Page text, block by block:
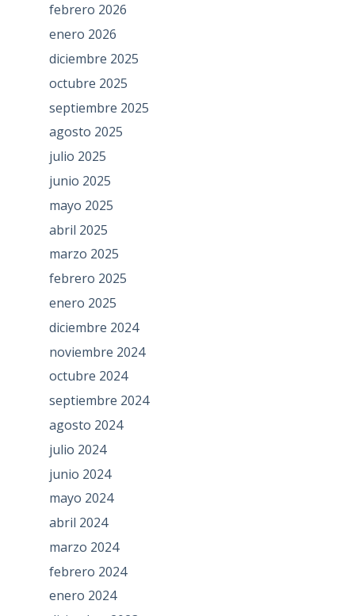
febrero 2026
enero 2026
diciembre 2025
octubre 2025
septiembre 2025
agosto 2025
julio 2025
junio 2025
mayo 2025
abril 2025
marzo 2025
febrero 2025
enero 2025
diciembre 2024
noviembre 2024
octubre 2024
septiembre 2024
agosto 2024
julio 2024
junio 2024
mayo 2024
abril 2024
marzo 2024
febrero 2024
enero 2024